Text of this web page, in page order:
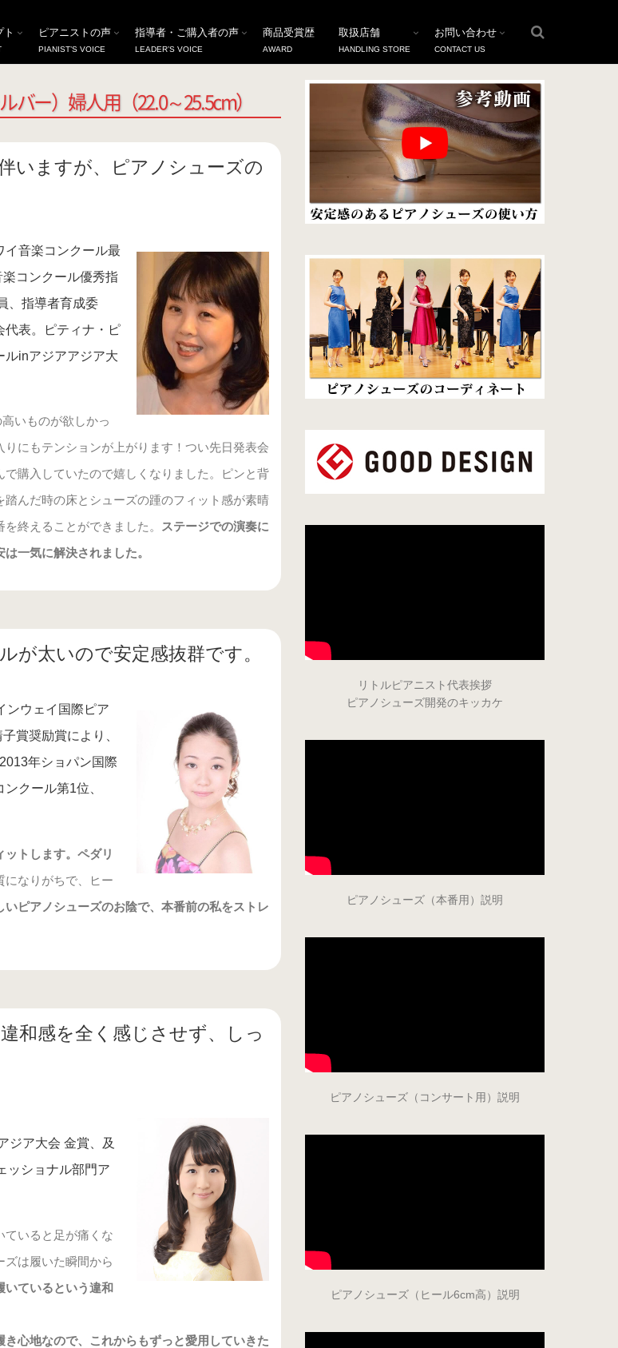
ト ピアニストの声
PIANIST’S VOICE
指導者・ご購入者の声
LEADER’S VOICE
商品受賞歴
AWARD
取扱店舗
HANDLING STORE
お問い合わせ
CONTACT US
・シルバー）婦人用（22.0～25.5cm）
ー）婦人用（22.0～25.5cm）
いますが、ピアノシューズの
イ音楽コンクール最
コンクール優秀指
、指導者育成委
代表。ピティナ・ピ
ルinアジアアジア大
いものが欲しかっ
にもテンションが上がります！つい先日発表会
購入していたので嬉しくなりました。ピンと背
んだ時の床とシューズの踵のフィット感が素晴
終えることができました。
ステージでの演奏に
一気に解決されました。
が太いので安定感抜群です。
ンウェイ国際ピア
賞奨励賞により、
年ショパン国際
クール第1位、
トします。ペダリ
になりがちで、ヒー
ピアノシューズのお陰で、本番前の私をストレ
和感を全く感じさせず、しっ
ジア大会 金賞、及
ッショナル部門ア
ていると足が痛くな
ズは履いた瞬間から
いているという違和
心地なので、これからもずっと愛用していきた
リトルピアニスト代表挨拶
ピアノシューズ開発のキッカケ
ピアノシューズ（本番用）説明
ピアノシューズ（コンサート用）説明
ピアノシューズ（ヒール6cm高）説明